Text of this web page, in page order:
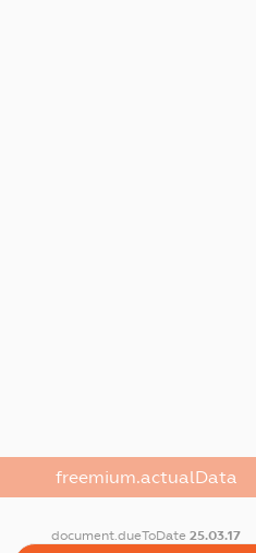
freemium.actualData
document.dueToDate25.03.17